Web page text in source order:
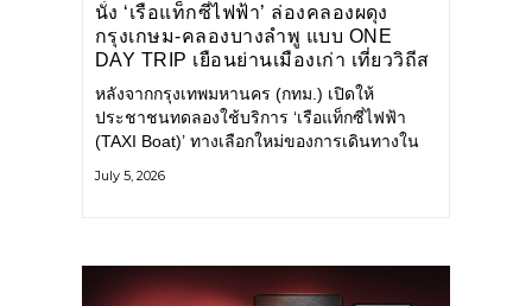
นั่ง ‘เรือแท็กซี่ไฟฟ้า’ ล่องคลองผดุง
กรุงเกษม-คลองบางลำพู แบบ ONE
DAY TRIP เยือนย่านเมืองเก่า เที่ยววิถีส
โลว์ไลฟ์แบบรักษ์โลก
หลังจากกรุงเทพมหานคร (กทม.) เปิดให้
ประชาชนทดลองใช้บริการ ‘เรือแท็กซี่ไฟฟ้า
(TAXI Boat)’ ทางเลือกใหม่ของการเดินทางใน
แวดล้อม ผ่านแอปพลิเคชัน MuvMi (มูฟมี)
July 5, 2026